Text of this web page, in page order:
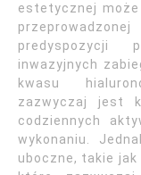
estetycznej
predyspozycji
inwazyjnych
kwasu
zazwyczaj jest
codziennych
wykonaniu.
uboczne, takie